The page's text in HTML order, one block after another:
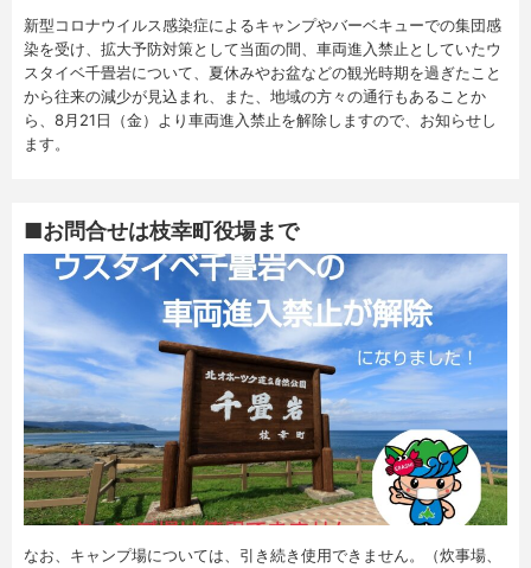
新型コロナウイルス感染症によるキャンプやバーベキューでの集団感
染を受け、拡大予防対策として当面の間、車両進入禁止としていたウ
スタイベ千畳岩について、夏休みやお盆などの観光時期を過ぎたこと
から往来の減少が見込まれ、また、地域の方々の通行もあることか
ら、8月21日（金）より車両進入禁止を解除しますので、お知らせし
ます。
■お問合せは枝幸町役場まで
なお、キャンプ場については、引き続き使用できません。（炊事場、